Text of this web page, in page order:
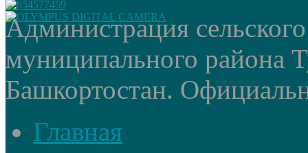
Администрация
муниципального района
Башкортостан.
Главная